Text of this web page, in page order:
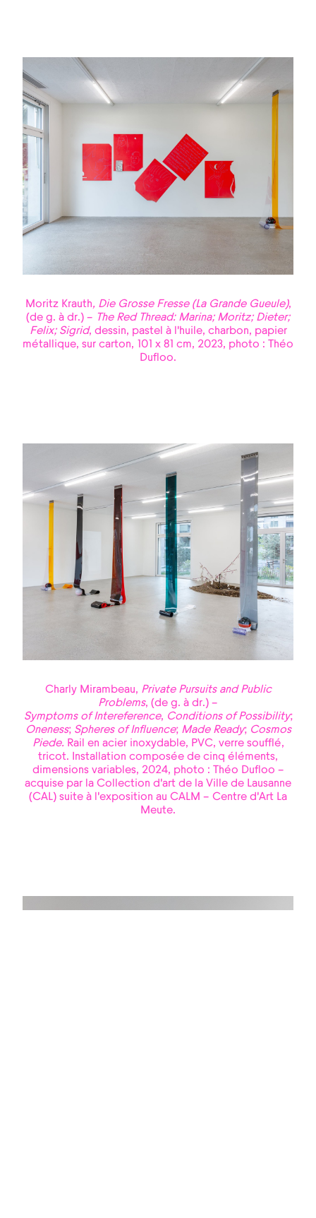
Moritz Krauth, Die Grosse Fresse (La Grande Gueule),
(de g. à dr.) – The Red Thread: Marina; Moritz; Dieter;
Felix; Sigrid, dessin, pastel à l’huile, charbon, papier
métallique, sur carton, 101 x 81 cm, 2023, photo : Théo
Dufloo.
Charly Mirambeau, Private Pursuits and Public
Problems, (de g. à dr.) –
Symptoms of Intereference, Conditions of Possibility;
Oneness; Spheres of Influence; Made Ready; Cosmos
Piede. Rail en acier inoxydable, PVC, verre soufflé,
tricot. Installation composée de cinq éléments,
dimensions variables, 2024, photo : Théo Dufloo –
acquise par la Collection d'art de la Ville de Lausanne
(CAL) suite à l'exposition au CALM – Centre d'Art La
Meute.